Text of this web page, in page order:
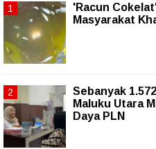
'Racun
Masyarakat
Sebanyak
Maluku Utara
Daya PLN